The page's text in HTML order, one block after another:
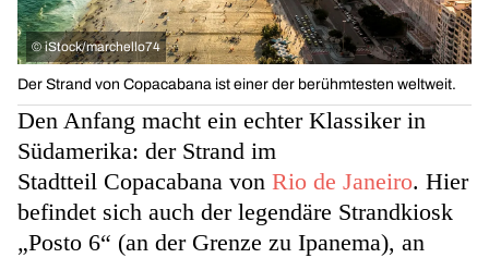
© iStock/marchello74
Der Strand von Copacabana ist einer der berühmtesten weltweit.
Den Anfang macht ein echter Klassiker in
Südamerika: der Strand im
Stadtteil Copacabana von Rio de Janeiro. Hier
befindet sich auch der legendäre Strandkiosk
„Posto 6“ (an der Grenze zu Ipanema), an